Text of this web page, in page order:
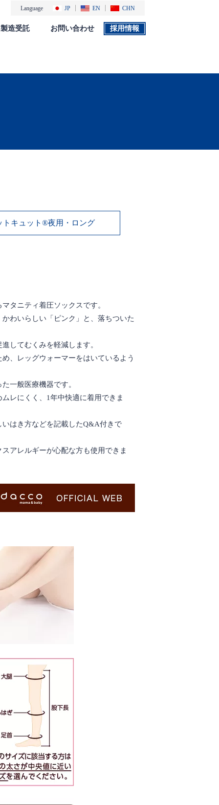
Language JP EN CHN
製造受託 お問い合わせ 採用情報
トキュット®夜用・ロング
タニティ着圧ソックスです。
わいらしい「ピンク」と、落ちついた
してむくみを軽減します。
、レッグウォーマーをはいているよう
一般医療機器です。
レにくく、1年中快適に着用できま
はき方などを記載したQ&A付きで
アレルギーが心配な方も使用できま